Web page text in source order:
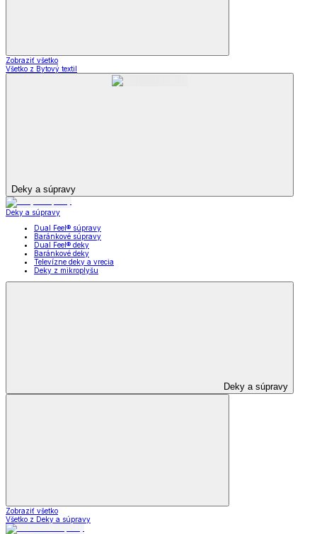
Zobraziť všetko
Všetko z Bytový textil
Deky a súpravy
Deky a súpravy
Dual Feel® súpravy
Baránkové súpravy
Dual Feel® deky
Baránkové deky
Televízne deky a vrecia
Deky z mikroplyšu
Deky a súpravy
Zobraziť všetko
Všetko z Deky a súpravy